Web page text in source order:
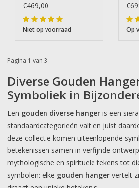
€469,00
Niet op voorraad Op
Pagina 1 van 3
Diverse Gouden
Symboliek in
Een gouden diverse hanger is een
standaardcategorieën valt en juist
deze collectie komen uiteenlopende
betekenissen samen in verfijnde
mythologische en spirituele tekens tot
symbolen: elke gouden hanger vertelt